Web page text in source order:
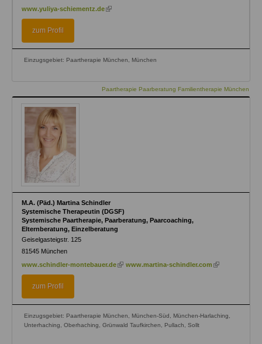
www.yuliya-schiementz.de (link
zum Profil
Einzugsgebiet: Paartherapie München, München
Paartherapie Paarberatung Familientherapie München
M.A. (Päd.) Martina Schindler
Systemische Therapeutin (DGSF)
Systemische Paartherapie, Paarberatung, Paarcoaching,
Elternberatung, Einzelberatung
Geiselgasteigstr. 125
81545 München
www.schindler-montebauer.de (linkwww.martina-schindler.com (link
zum Profil
Einzugsgebiet: Paartherapie München, München-Süd, München-Harlaching,
Unterhaching, Oberhaching, Grünwald Taufkirchen, Pullach, Sollt